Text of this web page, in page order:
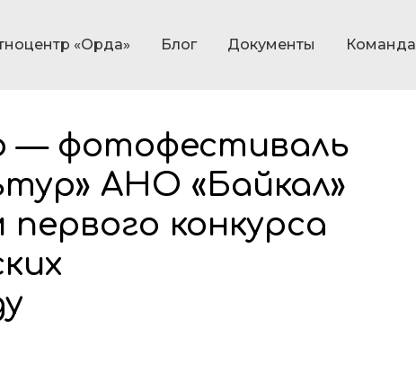
«Орда» Блог Документы Команда
— фотофестиваль
АНО «Байкал»
конкурса